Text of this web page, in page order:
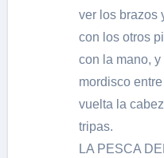
ver los brazos
con los otros
con la mano,
mordisco
vuelta la
tripas.
LA PESCA